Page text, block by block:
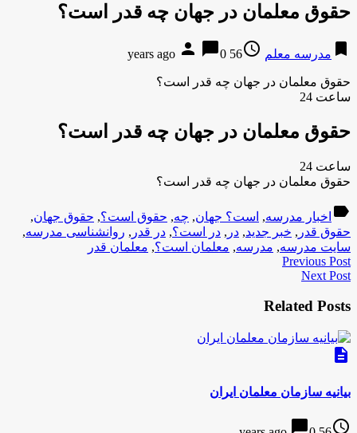
حقوق معلمان در جهان چه قدر است؟
bookmark مدرسه معلم access_time
56 years ago
person chat_bubble0
حقوق معلمان در جهان چه قدر است؟
ساعت 24
حقوق معلمان در جهان چه قدر است؟
ساعت 24
حقوق معلمان در جهان چه قدر است؟
label اخبار مدرسه, است؟ جهان, چه, حقوق است؟, حقوق جهان,
حقوق قدر , خبر جدید, در , در است؟, در قدر , روانشناسی مدرسه,
سایت مدرسه, مدرسه, معلمان است؟, معلمان قدر
Previous Post
Next Post
Related Posts
description
بیانیه سازمان معلمان ایران
access_time
chat_bubble